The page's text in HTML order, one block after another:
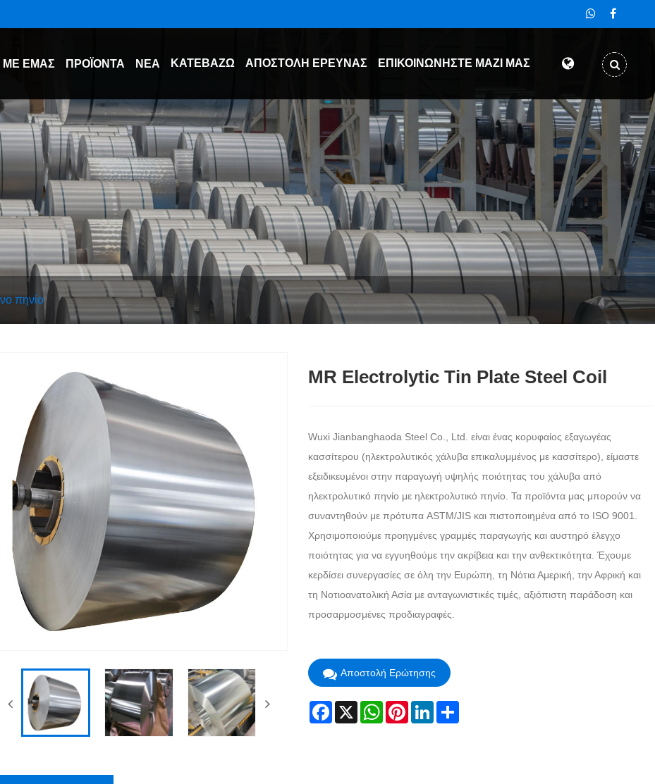
ΜΕ ΕΜΆΣ ΠΡΟΪΌΝΤΑ ΝΈΑ ΚΑΤΕΒΆΖΩ ΑΠΟΣΤΟΛΉ ΈΡΕΥΝΑΣ ΕΠΙΚΟΙΝΩΝΉΣΤΕ ΜΑΖΊ ΜΑΣ
πηνίο
MR Electrolytic Tin Plate Steel Coil
Wuxi Jianbanghaoda Steel Co., Ltd. είναι ένας κορυφαίος εξαγωγέας
κασσίτερου (ηλεκτρολυτικός χάλυβα επικαλυμμένος με κασσίτερο), είμαστε
εξειδικευμένοι στην παραγωγή υψηλής ποιότητας του χάλυβα από
ηλεκτρολυτικό πηνίο με ηλεκτρολυτικό πηνίο. Τα προϊόντα μας μπορούν να
συναντηθούν με πρότυπα ASTM/JIS και πιστοποιημένα από το ISO 9001.
Χρησιμοποιούμε προηγμένες γραμμές παραγωγής και αυστηρό έλεγχο
ποιότητας για να εγγυηθούμε την ακρίβεια και την ανθεκτικότητα. Έχουμε
κερδίσει συνεργασίες σε όλη την Ευρώπη, τη Νότια Αμερική, την Αφρική και
τη Νοτιοανατολική Ασία με ανταγωνιστικές τιμές, αξιόπιστη παράδοση και
προσαρμοσμένες προδιαγραφές.
Αποστολή Ερώτησης
Facebook
X WhatsAppPinterestLinkedInShare